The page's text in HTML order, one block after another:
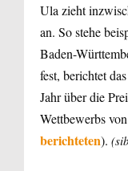
Ula zieht
an. So stehe
Baden-
fest, berichtet
Jahr über die
Wettbewerbs
berichteten).